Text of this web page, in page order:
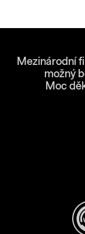
Mezinárodní
možný
Moc